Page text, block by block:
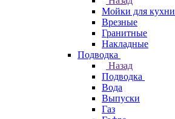
Мойки для кухни
Врезные
Гранитные
Накладные
Подводка
Назад
Подводка
Вода
Выпуски
Газ